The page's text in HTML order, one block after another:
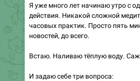
часовых практик. Просто пять
новостей, до всего.
Встаю. Наливаю тёплую воду.
И задаю себе три вопроса:
— Что мне сегодня нужно больше